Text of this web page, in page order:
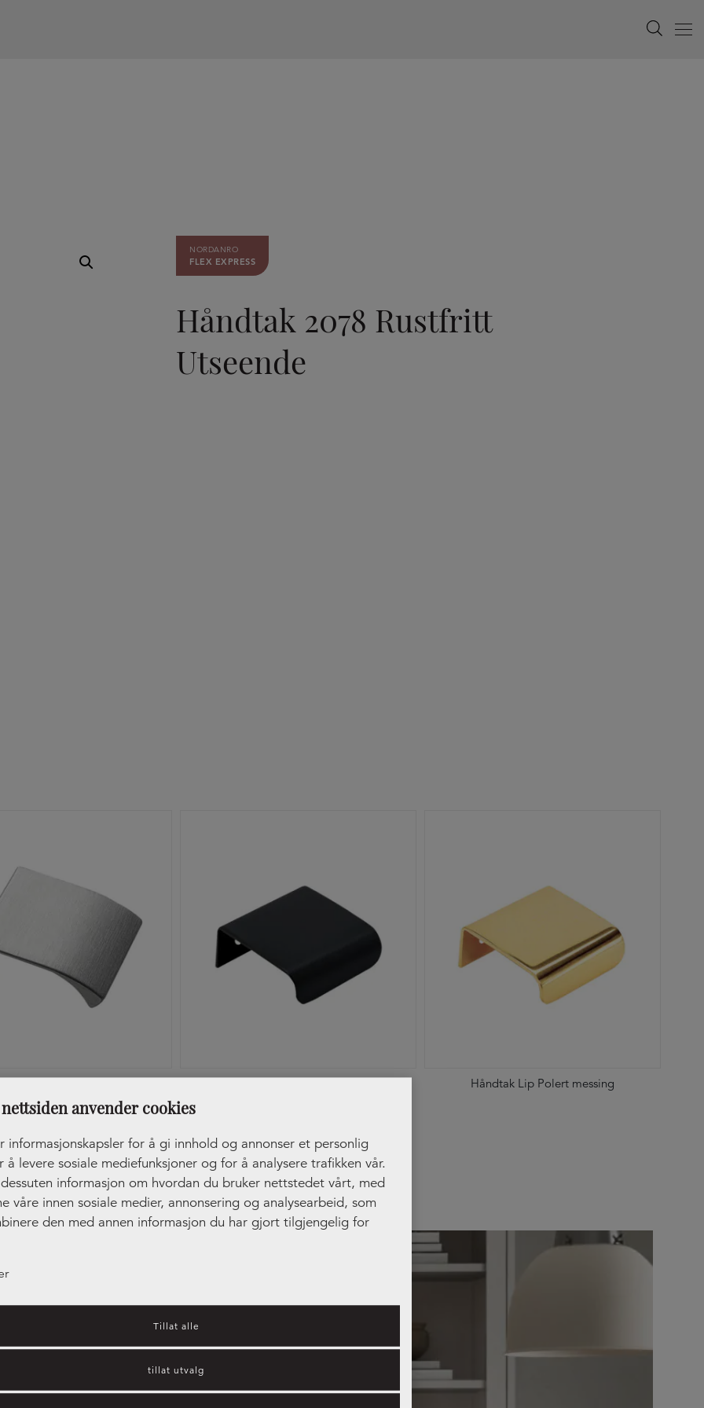
anvender cookies
informasjonskapsler for å gi innhold og annonser et personlig
å levere sosiale mediefunksjoner og for å analysere trafikken vår.
informasjon om hvordan du bruker nettstedet vårt, med
våre innen sosiale medier, annonsering og analysearbeid, som
den med annen informasjon du har gjort tilgjengelig for
Tillat alle
tillat utvalg
Search
Menu
Håndtak 2078 Rustfritt
Utseende
NORDANRO
FLEX EXPRESS
Edge Straight Rustfri Håndtak Lip Svart Håndtak Lip Polert messing